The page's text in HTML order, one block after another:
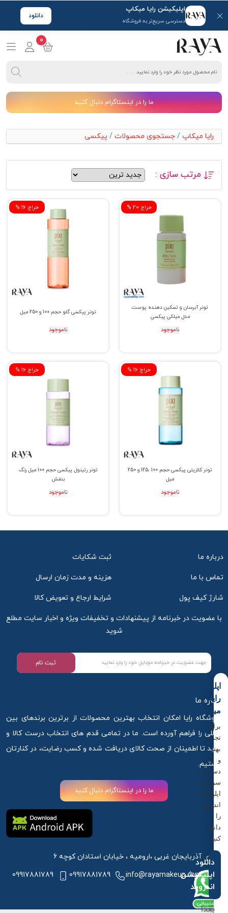
اپلیکیشن رایا میکاپ
دسترسی سریع‌تر به فروشگاه
دانلود
0
ما را در اینستاگرام دنبال کنید
رایا میکاپ / جستجوی محصولات / پیکسی
مرتب سازی :
% حراج 20
تونر آبرسان و تسکین دهنده پوست
مدل میلکی پیکسی
ناموجود
% حراج 16
تونر پیکسی گلو حجم 100 و 250 میل
ناموجود
% حراج 16
تونر کلاریتی پیکسی حجم 100 ،125 و 250
میل
ناموجود
% حراج 16
تونر رتینول پیکسی حجم 100 میل رنگ
بنفش
ناموجود
درباره ما ثبت شکایات
تماس با ما هزینه و مدت زمان ارسال
شارژ کیف پول شرایط ارجاع و تعویض کالا
با عضویت در خبرنامه از پیشنهادات و تخفیفات ویژه و اخبار سایت مطلع
شوید
ثبت نام
درباره ما
فروشگاه رایا امکان انتخاب بهترین محصولات از برترین برندهای بین
المللی را فراهم آورده است. ما در تمامی قدم های انتخاب درست کالا و
خرید تا اطمینان از صحت کالای دریافت شده و کسب رضایت، در کنارتان
هستیم.
ما را در اینستاگرام دنبال کنید
آذربایجان غربی ،ارومیه ، خیابان استادان کوچه 6
info@rayamakeup.com
09917881789
09917881789
اپلیکیشن
رایا
میکاپ
برای
تجربه
بهتر
و
دسترسی
سریع‌تر،
اپلیکیشن
اندروید
را
دانلود
کنید.
دانلود
اپلیکیشن
اندروید
بعدا